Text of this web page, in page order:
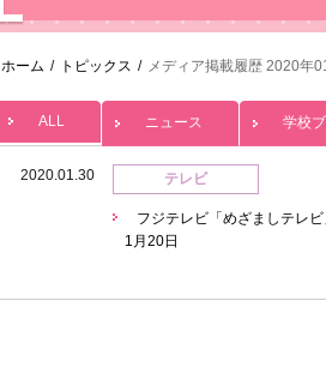
ホーム / トピックス / メディア掲載履歴 2020年
ALL ニュース 学校
2020.01.30 テレビ
フジテレビ「めざましテレビ
1月20日